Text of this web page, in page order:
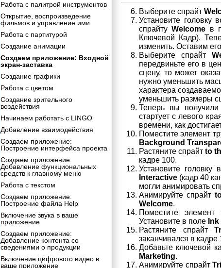
Выберите спрайт
Установите головку
спрайтуWelcome в
Ключевой Кадр).
изменить. Оставим
Выберите спрайт
передвиньте его в
сцену, то может
нужно уменьшить
характера
уменьшить размеры
Теперь вы
стартует с левого
времени, как
Поместите элемент
Background
Растяните спрайт to
кадре 100.
Установите
Interactive (кадр 40
могли анимировать
Анимируйте спрайт
Welcome.
Поместите
Установите в поле Ink
Растяните спрайт
заканчивался в кадре
Добавьте ключевой
Marketing.
Анимируйте спрайт
Работа с палитрой инструментов
Открытие, воспроизведение
фильмов и управление ими
Работа с партитурой
Создание анимации
Создаем приложение: Входной
экран-заставка
Создание графики
Работа с цветом
Создание зрительного
воздействия
Начинаем работать с LINGO
Добавление взаимодействия
Создаем приложение:
Построение интерфейса проекта
Создаем приложение:
Добавление функциональных
средств к главному меню
Работа с текстом
Создаем приложение:
Построение файла Help
Включение звука в ваше
приложение
Создаем приложение:
Добавление контента со
сведениями о продукции
Включение цифрового видео в
ваше приложение